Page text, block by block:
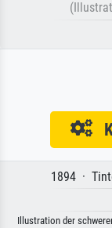
1894 ·
Illustration der